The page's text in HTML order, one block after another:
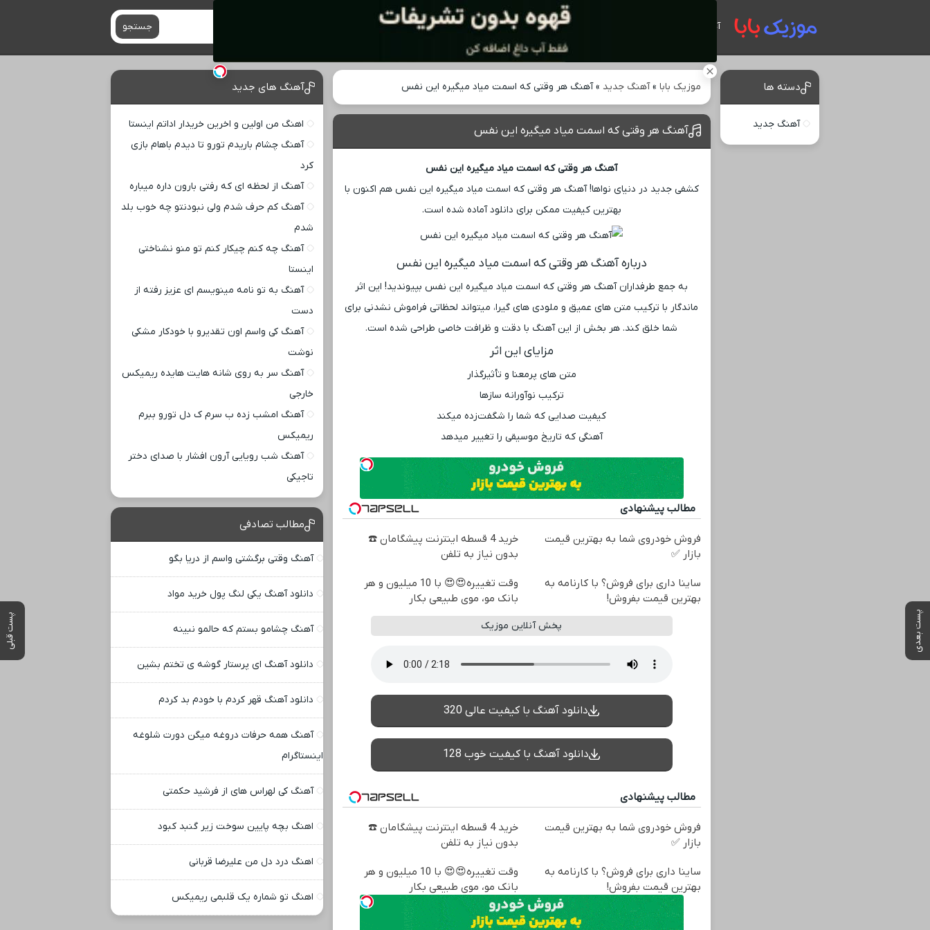
آهنگ های جدید جستجو
موزیک بابا »آهنگ جدید »آهنگ هر وقتی که اسمت میاد میگیره این نفس
پست بعدی پست قبلی
آهنگ هر وقتی که اسمت میاد میگیره این نفس
آهنگ هر وقتی که اسمت میاد میگیره این نفس
کشفی جدید در دنیای نواها! آهنگ هر وقتی که اسمت میاد میگیره این نفس هم اکنون با
بهترین کیفیت ممکن برای دانلود آماده شده است.
درباره آهنگ هر وقتی که اسمت میاد میگیره این نفس
به جمع طرفداران آهنگ هر وقتی که اسمت میاد میگیره این نفس بپیوندید! این اثر
ماندگار با ترکیب متن‌ های عمیق و ملودی ‌های گیرا، میتواند لحظاتی فراموش ‌نشدنی برای
شما خلق کند. هر بخش از این آهنگ با دقت و ظرافت خاصی طراحی شده است.
مزایای این اثر
متن‌ های پرمعنا و تأثیرگذار
ترکیب نوآورانه سازها
کیفیت صدایی که شما را شگفت‌زده میکند
آهنگی که تاریخ موسیقی را تغییر میدهد
مطالب پیشنهادی
فروش خودروی شما به بهترین قیمت
بازار ✅
خرید 4 قسطه اینترنت پیشگامان ☎️
بدون نیاز به تلفن
ساینا داری برای فروش؟ با کارنامه به
بهترین قیمت بفروش!
وقت تغییره😍😍 با 10 میلیون و هر
بانک مو، موی طبیعی بکار
پخش آنلاین موزیک
دانلود آهنگ با کیفیت عالی 320
دانلود آهنگ با کیفیت خوب 128
مطالب پیشنهادی
فروش خودروی شما به بهترین قیمت
بازار ✅
خرید 4 قسطه اینترنت پیشگامان ☎️
بدون نیاز به تلفن
ساینا داری برای فروش؟ با کارنامه به
بهترین قیمت بفروش!
وقت تغییره😍😍 با 10 میلیون و هر
بانک مو، موی طبیعی بکار
دسته ها
آهنگ جدید
آهنگ های جدید
اهنگ من اولین و اخرین خریدار اداتم اینستا
آهنگ چشام باریدم تورو تا دیدم باهام بازی
کرد
آهنگ از لحظه ای که رفتی بارون داره میباره
آهنگ کم حرف شدم ولی نبودنتو چه خوب بلد
شدم
آهنگ چه کنم چیکار کنم تو منو نشناختی
اینستا
آهنگ به تو نامه مینویسم ای عزیز رفته از
دست
آهنگ کی واسم اون تقدیرو با خودکار مشکی
نوشت
آهنگ سر به روی شانه هایت هایده ریمیکس
خارجی
آهنگ امشب زده ب سرم ک دل تورو ببرم
ریمیکس
آهنگ شب رویایی آرون افشار با صدای دختر
تاجیکی
مطالب تصادفی
آهنگ وقتی برگشتی واسم از دریا بگو
دانلود آهنگ یکی لنگ پول خرید مواد
آهنگ چشامو بستم که حالمو نبینه
دانلود آهنگ ای پرستار گوشه ی تختم بشین
دانلود آهنگ قهر کردم با خودم بد کردم
آهنگ همه حرفات دروغه میگن دورت شلوغه
اینستاگرام
آهنگ کی لهراس های از فرشید حکمتی
اهنگ بچه پایین سوخت زیر گنبد کبود
اهنگ درد دل من علیرضا قربانی
اهنگ تو شماره یک قلبمی ریمیکس